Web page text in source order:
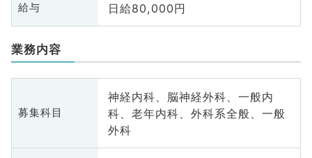
給与 日給80,000円
業務内容
募集科目
神経内科、脳神経外科、一般内
科、老年内科、外科系全般、一般
外科